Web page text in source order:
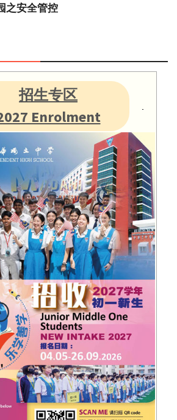
之安全管控
招生专区
Enrolment